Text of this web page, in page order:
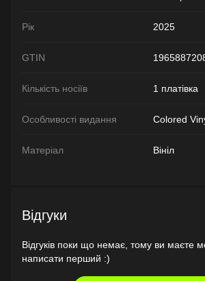
Рік 2025
GTIN
Кількість носіїв 1 платівка
Особливості видання Colored
Матеріал Вініл
Відгуки
Відгуків поки що немає, тому ви маєте
написати перший :)